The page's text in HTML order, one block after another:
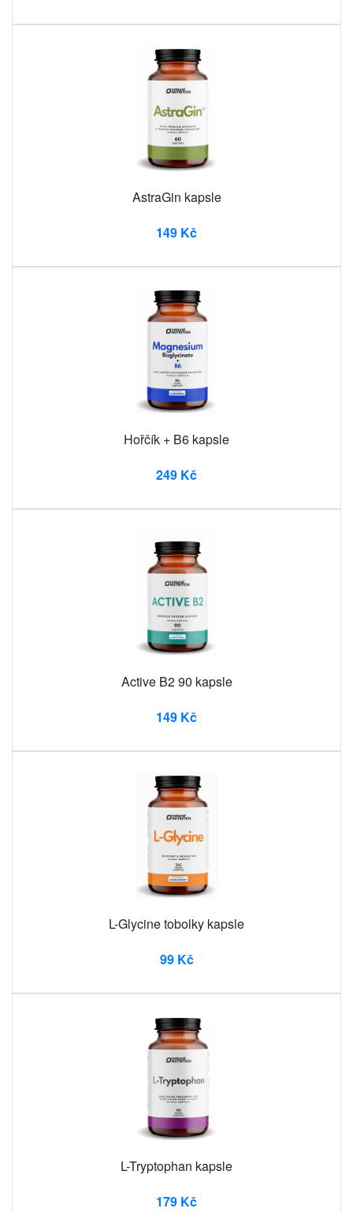
AstraGin kapsle
149 Kč
Hořčík + B6 kapsle
249 Kč
Active B2 90 kapsle
149 Kč
L-Glycine tobolky kapsle
99 Kč
L-Tryptophan kapsle
179 Kč